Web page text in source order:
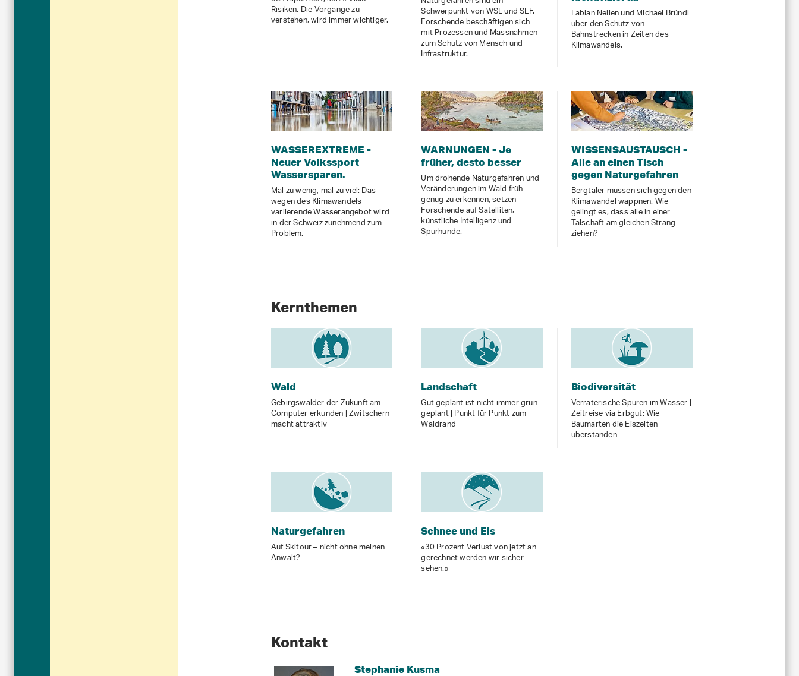
Risiken. Die Vorgänge zu
verstehen, wird immer wichtiger.
Schwerpunkt von WSL und SLF.
Forschende beschäftigen sich
mit Prozessen und Massnahmen
zum Schutz von Mensch und
Infrastruktur.
Fabian Nellen und Michael Bründl
über den Schutz von
Bahnstrecken in Zeiten des
Klimawandels.
WASSEREXTREME -
Neuer Volkssport
Wassersparen.
Mal zu wenig, mal zu viel: Das
wegen des Klimawandels
variierende Wasserangebot wird
in der Schweiz zunehmend zum
Problem.
WARNUNGEN - Je
früher, desto besser
Um drohende Naturgefahren und
Veränderungen im Wald früh
genug zu erkennen, setzen
Forschende auf Satelliten,
künstliche Intelligenz und
Spürhunde.
WISSENSAUSTAUSCH -
Alle an einen Tisch
gegen Naturgefahren
Bergtäler müssen sich gegen den
Klimawandel wappnen. Wie
gelingt es, dass alle in einer
Talschaft am gleichen Strang
ziehen?
Kernthemen
Wald
Gebirgswälder der Zukunft am
Computer erkunden | Zwitschern
macht attraktiv
Landschaft
Gut geplant ist nicht immer grün
geplant | Punkt für Punkt zum
Waldrand
Biodiversität
Verräterische Spuren im Wasser |
Zeitreise via Erbgut: Wie
Baumarten die Eiszeiten
überstanden
Naturgefahren
Auf Skitour – nicht ohne meinen
Anwalt?
Schnee und Eis
«30 Prozent Verlust von jetzt an
gerechnet werden wir sicher
sehen.»
Kontakt
Stephanie Kusma